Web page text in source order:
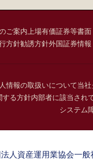
ご案内 上場有価証券等書
方針勧誘方針外国証券情
情報の取扱いについて当
する方針内部者に該当され
システム
人資産運用業協会一般